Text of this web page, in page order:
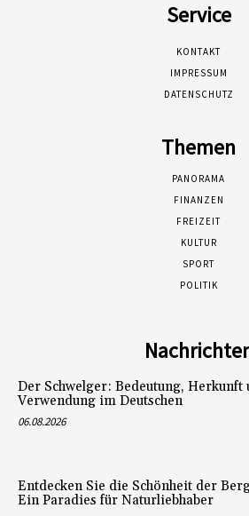
Service
KONTAKT
IMPRESSUM
DATENSCHUTZ
Themen
PANORAMA
FINANZEN
FREIZEIT
KULTUR
SPORT
POLITIK
Der Schwelger: Bedeutung, Herkunft
Verwendung im Deutschen
06.08.2026
Entdecken Sie die Schönheit der
Ein Paradies für Naturliebhaber